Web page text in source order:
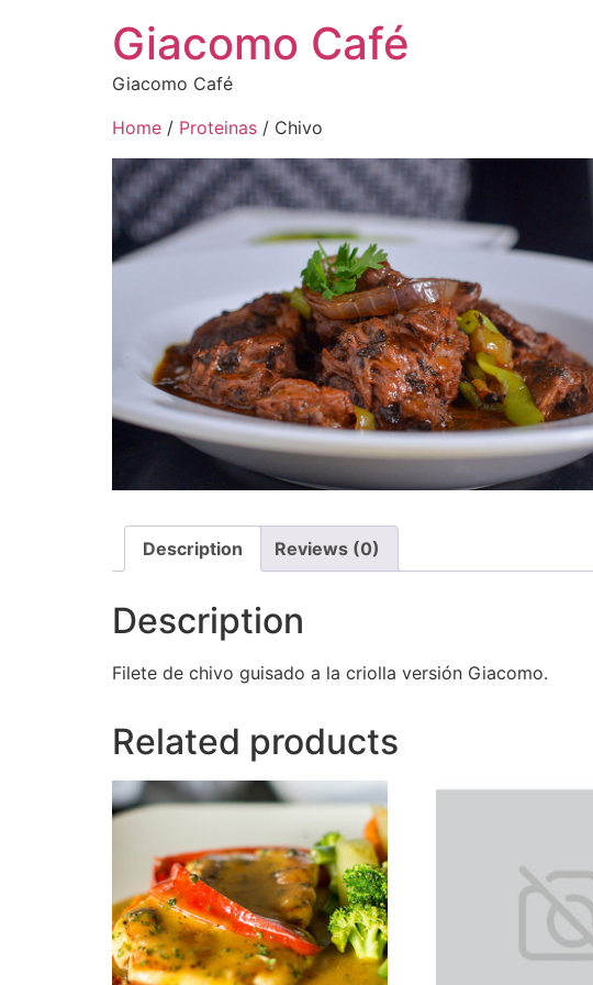
Giacomo Café
Giacomo Café
Home / Proteinas / Chivo
Description Reviews (0)
Description
Filete de chivo guisado a la criolla versión Giacomo.
Related products